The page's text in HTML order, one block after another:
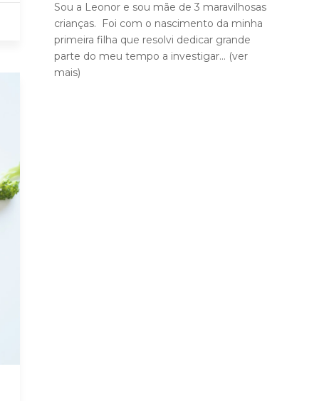
Sou a Leonor e sou mãe de 3 maravilhosas
crianças. Foi com o nascimento da minha
primeira filha que resolvi dedicar grande
parte do meu tempo a investigar... (ver
mais)